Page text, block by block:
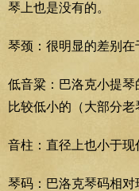
琴上也是没有的。
琴颈：很明显的差别在
低音粱：巴洛克小提
比较低小的（大部分老
音柱：直径上也小于现
琴码：巴洛克琴码相对